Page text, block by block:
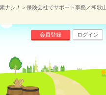
ナシ！＞保険会社でサポート事務／和歌
会員登録 ログイン